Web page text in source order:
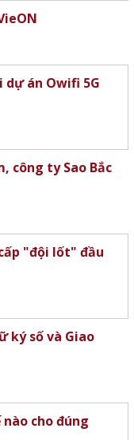
dự án Owifi 5G
công ty Sao Bắc
"đội lốt" đầu
ký số và Giao
cho đúng